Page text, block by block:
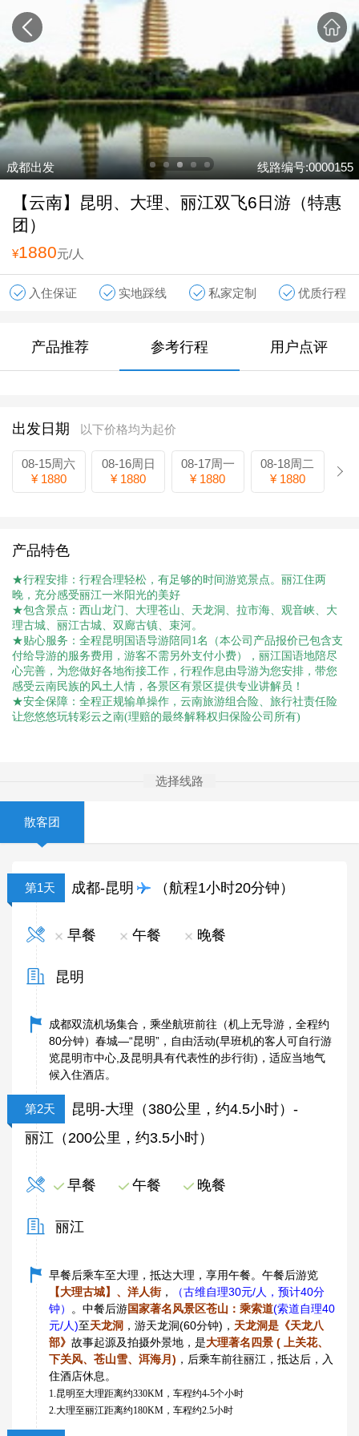
成都出发 线路编号:0000155
【云南】昆明、大理、丽江双飞6日游（特惠
团）
¥1880元/人
入住保证 实地踩线 私家定制 优质行程
产品推荐 参考行程 用户点评
出发日期 以下价格均为起价
08-15周六
¥ 1880
08-16周日
¥ 1880
08-17周一
¥ 1880
08-18周二
¥ 1880
产品特色
★行程安排：行程合理轻松，有足够的时间游览景点。丽江住两
晚，充分感受丽江一米阳光的美好
★包含景点：西山龙门、大理苍山、天龙洞、拉市海、观音峡、大
理古城、丽江古城、双廊古镇、束河。
★贴心服务：全程昆明国语导游陪同1名（本公司产品报价已包含支
付给导游的服务费用，游客不需另外支付小费），丽江国语地陪尽
心完善，为您做好各地衔接工作，行程作息由导游为您安排，带您
感受云南民族的风土人情，各景区有景区提供专业讲解员！
★安全保障：全程正规输单操作，云南旅游组合险、旅行社责任险
让您悠悠玩转彩云之南(理赔的最终解释权归保险公司所有)
选择线路
散客团
第1天 成都-昆明 （航程1小时20分钟）
早餐 午餐 晚餐
昆明
成都双流机场集合，乘坐航班前往（机上无导游，全程约
80分钟）春城—“昆明”，自由活动(早班机的客人可自行游
览昆明市中心 及昆明具有代表性的步行街) ，适应当地气
候入住酒店。
第2天
昆明-大理（380公里，约4.5小时）-
丽江（200公里，约3.5小时）
早餐 午餐 晚餐
丽江
早餐后乘车至大理，抵达大理，享用午餐。午餐后游览
【大理古城】、洋人街，
（古维自理30元/人，预计40分
钟）
。中餐后游国家著名风景区苍山：乘索道(索道自理40
元/人)至天龙洞 ，游天龙洞(60分钟)， 天龙洞是《天龙八
部》 故事起源及拍摄外景地，是大理著名四景 ( 上关花、
下关风、苍山雪、洱海月) ，后乘车前往丽江，抵达后，入
住酒店休息。
1.昆明至大理距离约330KM，车程约4-5个小时
2.大理至丽江距离约180KM，车程约2.5小时